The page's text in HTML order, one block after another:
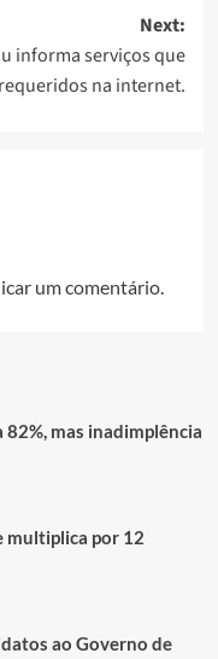
Next:
informa serviços que
na internet.
um comentário.
mas inadimplência
multiplica por 12
ao Governo de